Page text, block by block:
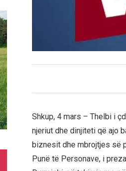
Shkup, 4 mars – Thelbi i
njeriut dhe dinjiteti që ajo
biznesit dhe mbrojtjes së
Punë të Personave, i